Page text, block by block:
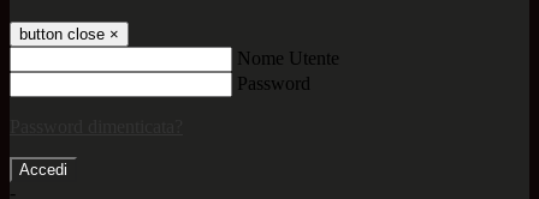
button close ×
Nome Utente
Password
-